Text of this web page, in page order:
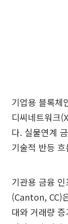
기업용 블록체
디씨네트워크
다. 실물연계
기술적 반등
기관용 금융
(Canton, CC)
대와 거래량